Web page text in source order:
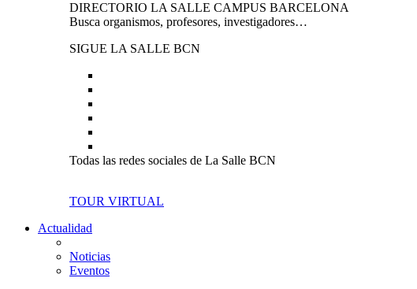
DIRECTORIO LA SALLE CAMPUS BARCELONA
Busca organismos, profesores, investigadores…
SIGUE LA SALLE BCN
Todas las redes sociales de La Salle BCN
TOUR VIRTUAL
Actualidad
Noticias
Eventos